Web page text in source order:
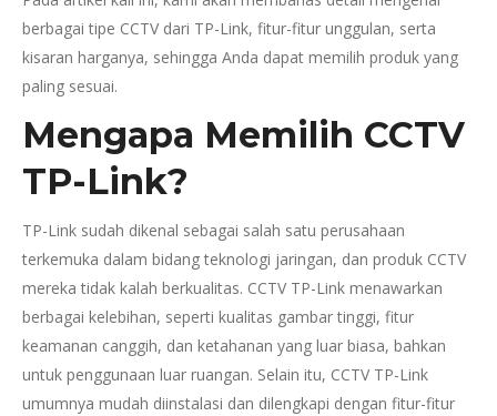
berbagai tipe CCTV dari TP-Link, fitur-fitur unggulan, serta
kisaran harganya, sehingga Anda dapat memilih produk yang
paling sesuai.
Mengapa Memilih CCTV
TP-Link?
TP-Link sudah dikenal sebagai salah satu perusahaan
terkemuka dalam bidang teknologi jaringan, dan produk CCTV
mereka tidak kalah berkualitas. CCTV TP-Link menawarkan
berbagai kelebihan, seperti kualitas gambar tinggi, fitur
keamanan canggih, dan ketahanan yang luar biasa, bahkan
untuk penggunaan luar ruangan. Selain itu, CCTV TP-Link
umumnya mudah diinstalasi dan dilengkapi dengan fitur-fitur